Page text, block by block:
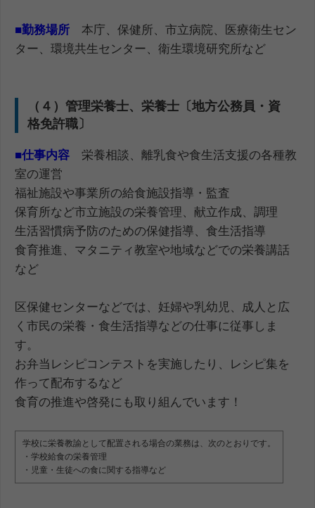
■勤務場所 本庁、保健所、市立病院、医療衛生セン
ター、環境共生センター、衛生環境研究所など
（４）管理栄養士、栄養士〔地方公務員・資
格免許職〕
■仕事内容 栄養相談、離乳食や食生活支援の各種教
室の運営
福祉施設や事業所の給食施設指導・監査
保育所など市立施設の栄養管理、献立作成、調理
生活習慣病予防のための保健指導、食生活指導
食育推進、マタニティ教室や地域などでの栄養講話
など
区保健センターなどでは、妊婦や乳幼児、成人と広
く市民の栄養・食生活指導などの仕事に従事しま
す。
お弁当レシピコンテストを実施したり、レシピ集を
作って配布するなど
食育の推進や啓発にも取り組んでいます！
学校に栄養教諭として配置される場合の業務は、次のとおりです。
・学校給食の栄養管理
・児童・生徒への食に関する指導など